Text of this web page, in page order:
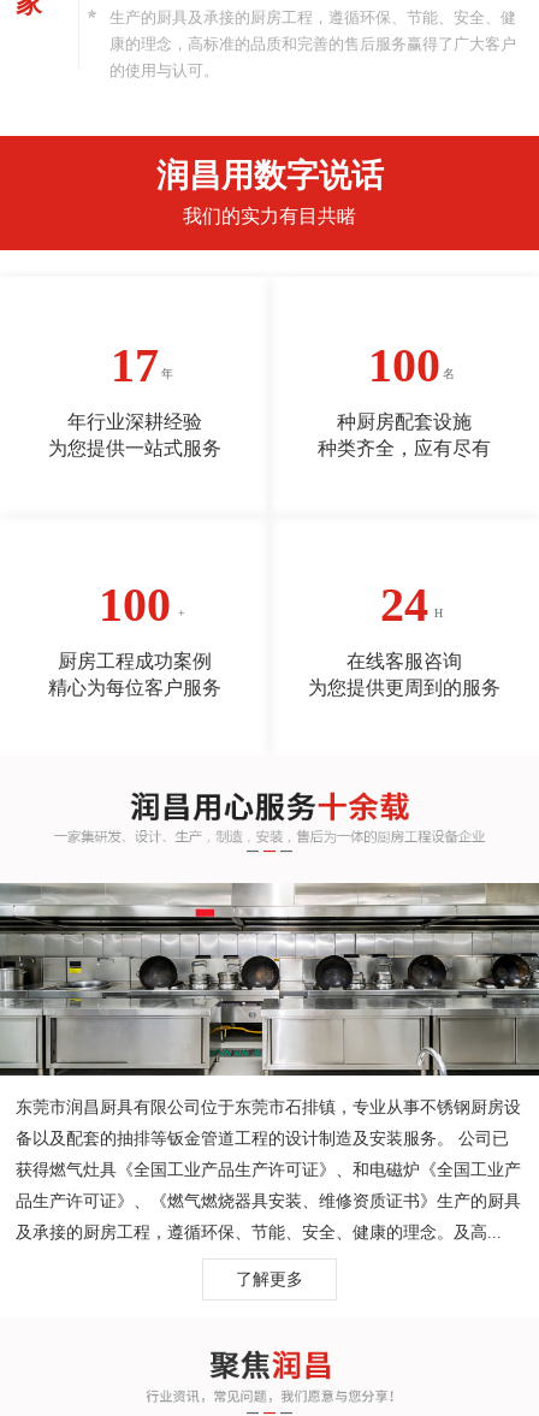
生产的厨具及承接的厨房工程，遵循环保、节能、安全、健
康的理念，高标准的品质和完善的售后服务赢得了广大客户
的使用与认可。
润昌用数字说话
我们的实力有目共睹
17
年行业深耕经验
为您提供一站式服务
100
种厨房配套设施
种类齐全，应有尽有
100
厨房工程成功案例
精心为每位客户服务
24
在线客服咨询
为您提供更周到的服务
东莞市润昌厨具有限公司位于东莞市石排镇，专业从事不锈钢厨房设
备以及配套的抽排等钣金管道工程的设计制造及安装服务。 公司已
获得燃气灶具《全国工业产品生产许可证》、和电磁炉《全国工业产
品生产许可证》、《燃气燃烧器具安装、维修资质证书》生产的厨具
及承接的厨房工程，遵循环保、节能、安全、健康的理念。及高...
了解更多